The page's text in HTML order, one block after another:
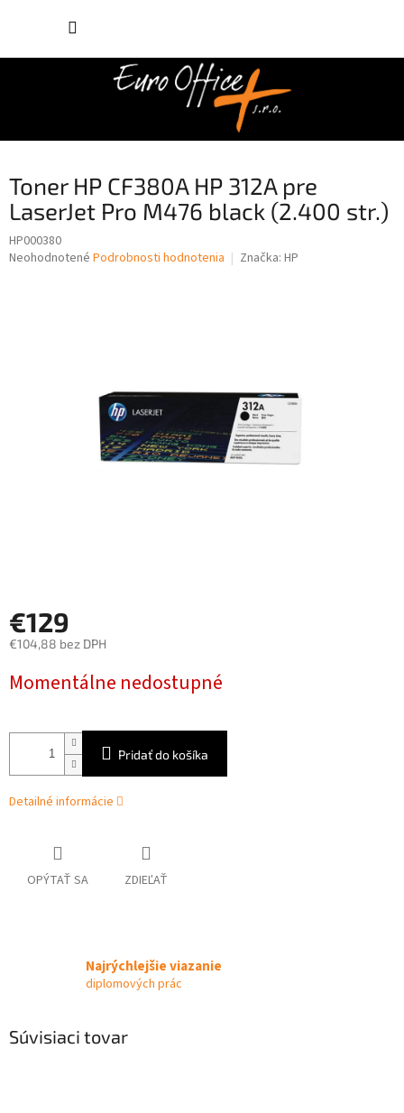
Toner HP CF380A HP 312A pre
LaserJet Pro M476 black (2.400 str.)
HP000380
Priemerné
Neohodnotené Podrobnosti hodnotenia Značka: HP
€129
€104,88 bez DPH
cena:
Momentálne nedostupné
Pridať do košíka
Detailné informácie
OPÝTAŤ SA ZDIEĽAŤ
Najrýchlejšie viazanie
diplomových prác
Súvisiaci tovar